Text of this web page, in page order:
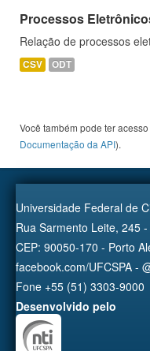
Processos
Relação de processos
CSV ODT
Você também pode ter
Documentação da API).
Universidade Federal de
Rua Sarmento Leite, 245
CEP: 90050-170 - Porto
facebook.com/UFCSPA -
Fone +55 (51) 3303-9000
Desenvolvido pelo